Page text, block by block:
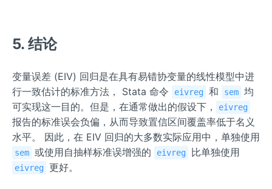
5. 结论
变量误差 (EIV) 回归是在具有易错协变量的线性模型中进
行一致估计的标准方法， Stata 命令
eivreg 和 sem 均
可实现这一目的。但是，在通常做出的假设下，
eivreg
报告的标准误会负偏，从而导致置信区间覆盖率低于名义
水平。 因此，在 EIV 回归的大多数实际应用中，单独使用
sem 或使用自抽样标准误增强的 eivreg 比单独使用
eivreg 更好。